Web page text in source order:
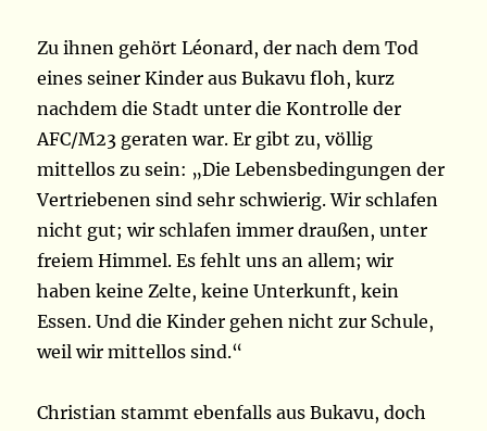
Zu ihnen gehört Léonard, der nach dem Tod
eines seiner Kinder aus Bukavu floh, kurz
nachdem die Stadt unter die Kontrolle der
AFC/M23 geraten war. Er gibt zu, völlig
mittellos zu sein: „Die Lebensbedingungen der
Vertriebenen sind sehr schwierig. Wir schlafen
nicht gut; wir schlafen immer draußen, unter
freiem Himmel. Es fehlt uns an allem; wir
haben keine Zelte, keine Unterkunft, kein
Essen. Und die Kinder gehen nicht zur Schule,
weil wir mittellos sind.“
Christian stammt ebenfalls aus Bukavu, doch